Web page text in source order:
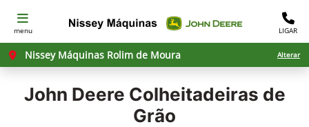
menu LIGAR
Nissey Máquinas Rolim de Moura Alterar
John Deere Colheitadeiras de
Grão